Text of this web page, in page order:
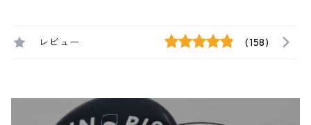
レビュー (158)